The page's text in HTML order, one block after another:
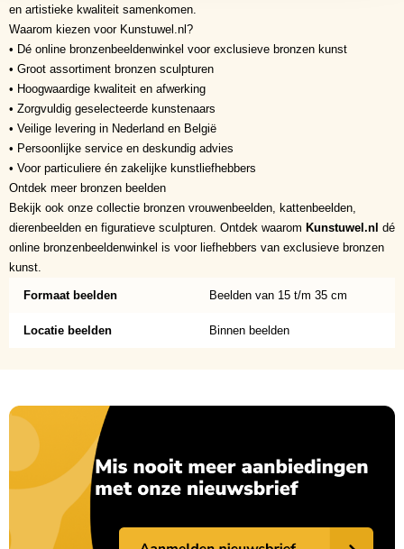
en artistieke kwaliteit samenkomen.
Waarom kiezen voor Kunstuwel.nl?
• Dé online bronzenbeeldenwinkel voor exclusieve bronzen kunst
• Groot assortiment bronzen sculpturen
• Hoogwaardige kwaliteit en afwerking
• Zorgvuldig geselecteerde kunstenaars
• Veilige levering in Nederland en België
• Persoonlijke service en deskundig advies
• Voor particuliere én zakelijke kunstliefhebbers
Ontdek meer bronzen beelden
Bekijk ook onze collectie bronzen vrouwenbeelden, kattenbeelden,
dierenbeelden en figuratieve sculpturen. Ontdek waarom Kunstuwel.nl dé
online bronzenbeeldenwinkel is voor liefhebbers van exclusieve bronzen
kunst.
Formaat beelden Beelden van 15 t/m 35 cm
Locatie beelden Binnen beelden